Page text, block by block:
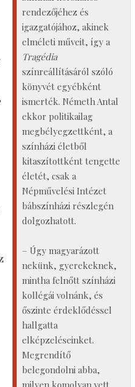
rendezőjéhez és
igazgatójához, akinek
elméleti műveit, így a
Tragédia
színreállításáról szóló
könyvét egyébként
ismerték. Németh Antal
ekkor politikailag
megbélyegzettként, a
színházi életből
kitaszítottként tengette
életét, csak a
Népművelési Intézet
bábszínházi részlegén
dolgozhatott.
– Úgy magyarázott
nekünk, gyerekeknek,
mintha felnőtt színházi
kollégái volnánk, és
őszinte érdeklődéssel
hallgatta
elképzeléseinket.
Megrendítő
belegondolni abba,